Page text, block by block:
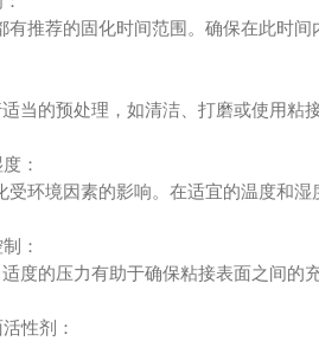
有推荐的固化时间范围。确保在此时
当的预处理，如清洁、打磨或使用粘
：
受环境因素的影响。在适宜的温度和
：
度的压力有助于确保粘接表面之间的
性剂：